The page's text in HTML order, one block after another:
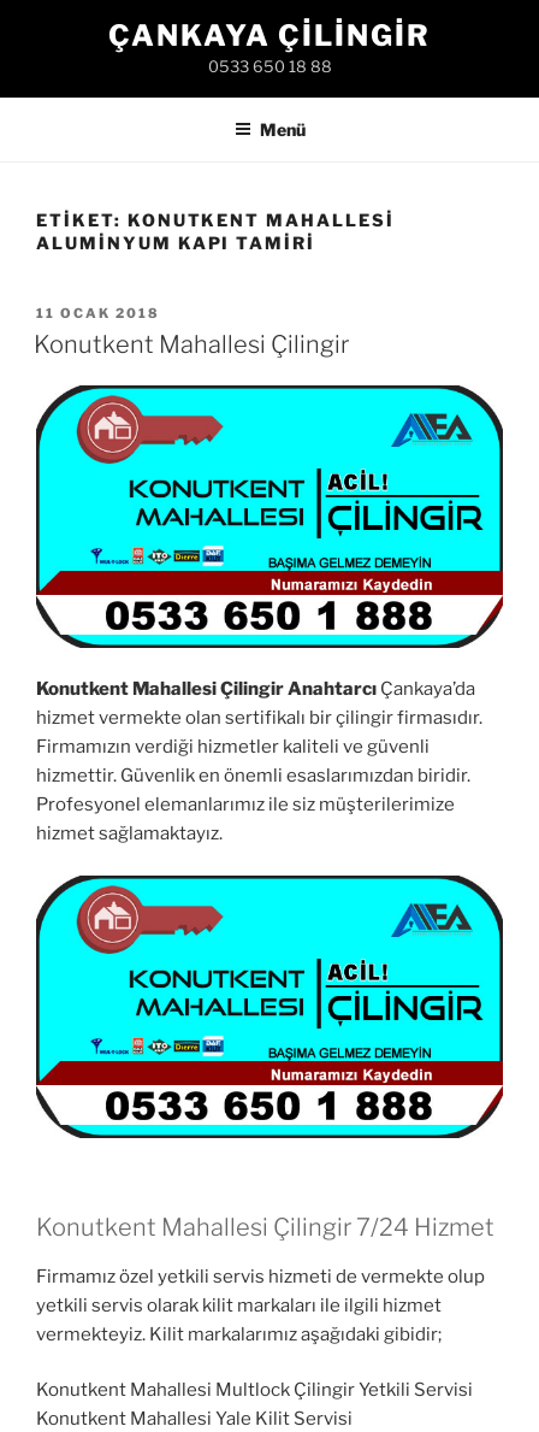
ÇANKAYA ÇILINGIR
0533 650 18 88
Menü
ETIKET: KONUTKENT MAHALLESI
ALUMINYUM KAPI TAMIRI
YAYIM
TARIHI
11 OCAK 2018
Konutkent Mahallesi Çilingir
Konutkent Mahallesi Çilingir Anahtarcı Çankaya’da
hizmet vermekte olan sertifikalı bir çilingir firmasıdır.
Firmamızın verdiği hizmetler kaliteli ve güvenli
hizmettir. Güvenlik en önemli esaslarımızdan biridir.
Profesyonel elemanlarımız ile siz müşterilerimize
hizmet sağlamaktayız.
Konutkent Mahallesi Çilingir 7/24 Hizmet
Firmamız özel yetkili servis hizmeti de vermekte olup
yetkili servis olarak kilit markaları ile ilgili hizmet
vermekteyiz. Kilit markalarımız aşağıdaki gibidir;
Konutkent Mahallesi Multlock Çilingir Yetkili Servisi
Konutkent Mahallesi Yale Kilit Servisi